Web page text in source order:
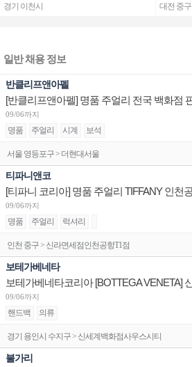
경기 이천시 대전 중구
일반 채용 정보
반클리프앤아펠
09/06까지
명품 주얼리 시계 보석
서울 영등포구 > 더현대서울
티파니앤코
09/06까지
명품 주얼리 럭셔리
인천 중구 > 신라면세점인천공항T1점
보테가베네타
09/06까지
핸드백 의류
경기 용인시 수지구 > 신세계백화점사우스시티
불가리